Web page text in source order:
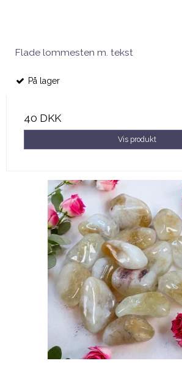
Flade lommesten m. tekst
På lager
40 DKK
Vis produkt